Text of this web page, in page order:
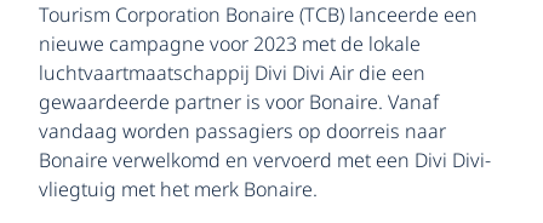
Tourism Corporation Bonaire (TCB) lanceerde een
nieuwe campagne voor 2023 met de lokale
luchtvaartmaatschappij Divi Divi Air die een
gewaardeerde partner is voor Bonaire. Vanaf
vandaag worden passagiers op doorreis naar
Bonaire verwelkomd en vervoerd met een Divi Divi-
vliegtuig met het merk Bonaire.